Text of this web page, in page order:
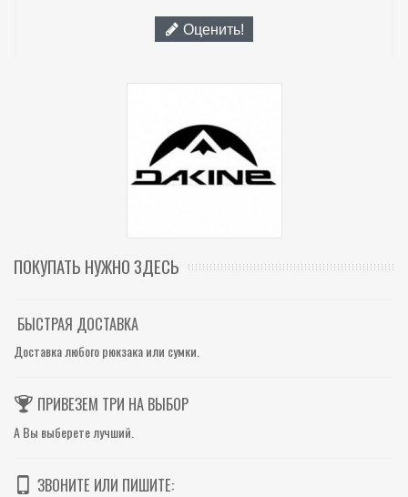
Оценить!
ПОКУПАТЬ НУЖНО ЗДЕСЬ
БЫСТРАЯ ДОСТАВКА
Доставка любого рюкзака или сумки.
ПРИВЕЗЕМ ТРИ НА ВЫБОР
А Вы выберете лучший.
ЗВОНИТЕ ИЛИ ПИШИТЕ: